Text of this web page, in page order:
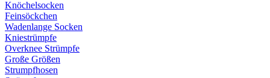
Knöchelsocken
Feinsöckchen
Wadenlange Socken
Kniestrümpfe
Overknee Strümpfe
Große Größen
Strumpfhosen